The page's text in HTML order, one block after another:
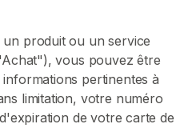
produit ou un service
vous pouvez être
pertinentes à
limitation, votre numéro
de votre carte de